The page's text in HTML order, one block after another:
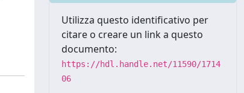
Utilizza questo identificativo per
citare o creare un link a questo
documento:
https://hdl.handle.net/11590/1714
06